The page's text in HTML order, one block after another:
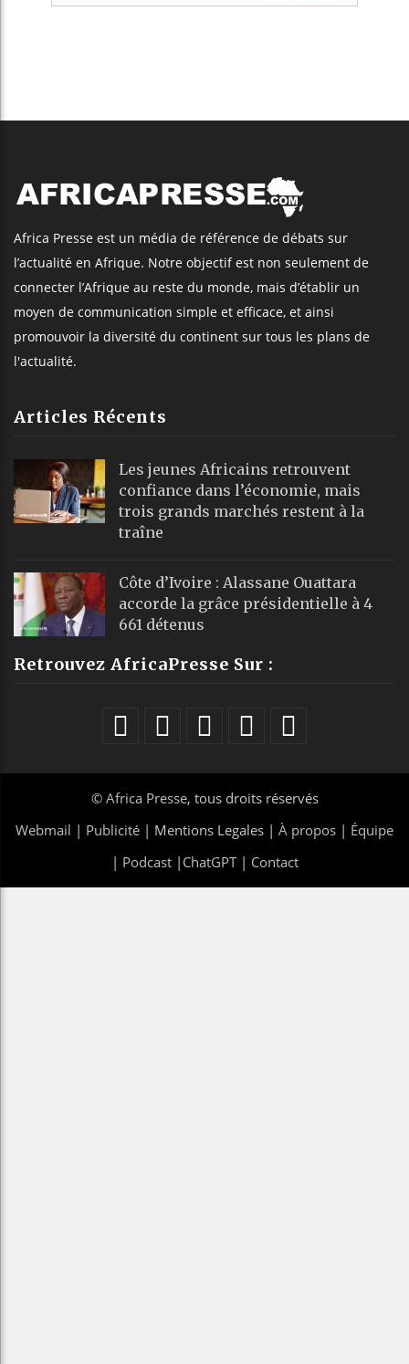
Africa Presse est un média de référence de débats sur
l’actualité en Afrique. Notre objectif est non seulement de
connecter l’Afrique au reste du monde, mais d’établir un
moyen de communication simple et efficace, et ainsi
promouvoir la diversité du continent sur tous les plans de
l'actualité.
Articles Récents
Les jeunes Africains retrouvent
confiance dans l’économie, mais
trois grands marchés restent à la
traîne
Côte d’Ivoire : Alassane Ouattara
accorde la grâce présidentielle à 4
661 détenus
Retrouvez AfricaPresse Sur :
© Africa Presse, tous droits réservés
Webmail | Publicité | Mentions Legales | À propos | Équipe
| Podcast| ChatGPT| Contact